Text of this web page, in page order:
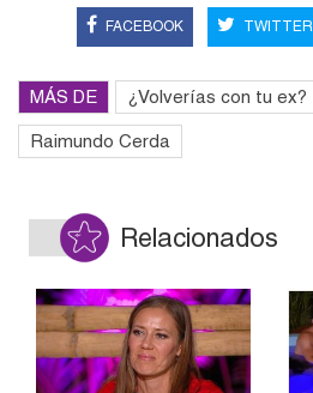
FACEBOOK TWITTER
MÁS DE ¿Volverías con tu ex?
Raimundo Cerda
Relacionados